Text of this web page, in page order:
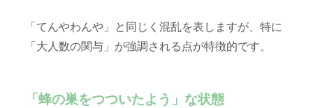
「てんやわんや」と同じく混乱を表しますが、特に
「大人数の関与」が強調される点が特徴的です。
「蜂の巣をつついたよう」な状態